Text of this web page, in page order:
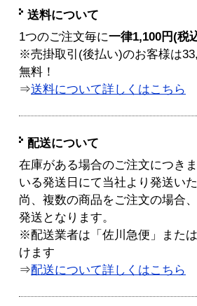
送料について
1つのご注文毎に一律1,100円(税
※売掛取引(後払い)のお客様は
無料！
⇒送料について詳しくはこちら
配送について
在庫がある場合のご注文につき
いる発送日にて当社より発送い
尚、複数の商品をご注文の場合
発送となります。
※配送業者は「佐川急便」また
けます
⇒配送について詳しくはこちら